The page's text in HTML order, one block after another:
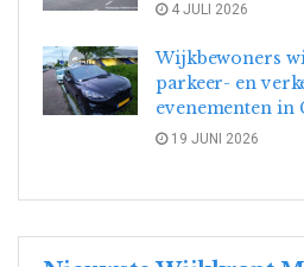
4 JULI 2026
Wijkbewoners
parkeer- en
evenementen in
19 JUNI 2026